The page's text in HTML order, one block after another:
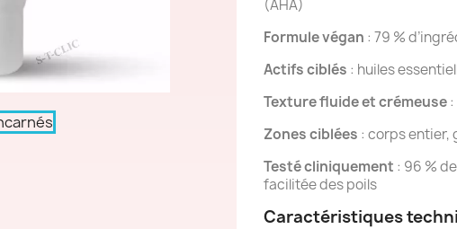
(AHA)
Formule végan : 79 %
Actifs ciblés : huiles
Texture fluide et crémeuse
Zones ciblées : corps entier,
Testé cliniquement : 96 %
facilitée des poils
Caractéristiques